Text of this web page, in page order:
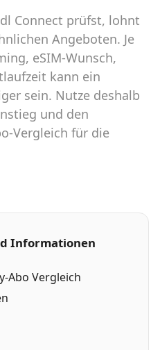
Connect prüfst, lohnt
Angeboten. Je
eSIM-Wunsch,
kann ein
sein. Nutze deshalb
und den
Vergleich für die
Informationen
Abo Vergleich